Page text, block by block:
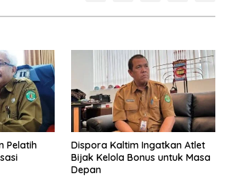
Pelatih
Dispora Kaltim Ingatkan Atlet
Bijak Kelola Bonus untuk Masa
Depan